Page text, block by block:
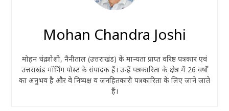
Mohan Chandra Joshi
मोहन चंद्र जोशी, नैनीताल (उत्तराखंड) के मान्यता प्राप्त वरिष्ठ पत्रकार एवं
उत्तराखंड मॉर्निंग पोस्ट के संपादक हैं। उन्हें पत्रकारिता के क्षेत्र में 26 वर्षों
का अनुभव है और वे निष्पक्ष व जनहितकारी पत्रकारिता के लिए जाने जाते
हैं।